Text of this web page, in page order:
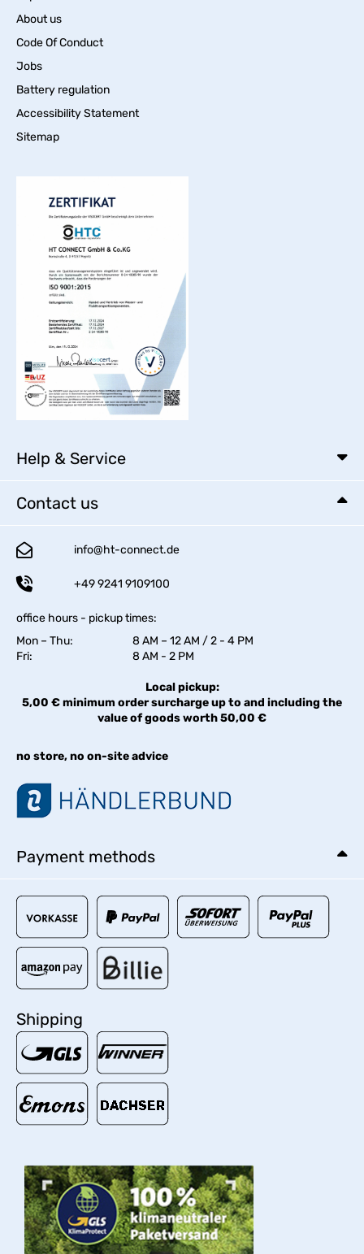
About us
Code Of Conduct
Jobs
Battery regulation
Accessibility Statement
Sitemap
Help & Service
Contact us
info@ht-connect.de
+49 9241 9109100
office hours - pickup times:
Mon – Thu:
8 AM – 12 AM / 2 - 4 PM
Fri:
8 AM - 2 PM
Local pickup:
5,00 € minimum order surcharge up to and including the
value of goods worth 50,00 €
no store, no on-site advice
Payment methods
Shipping